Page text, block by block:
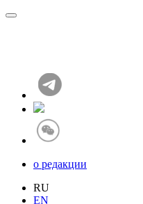
о редакции
RU
EN